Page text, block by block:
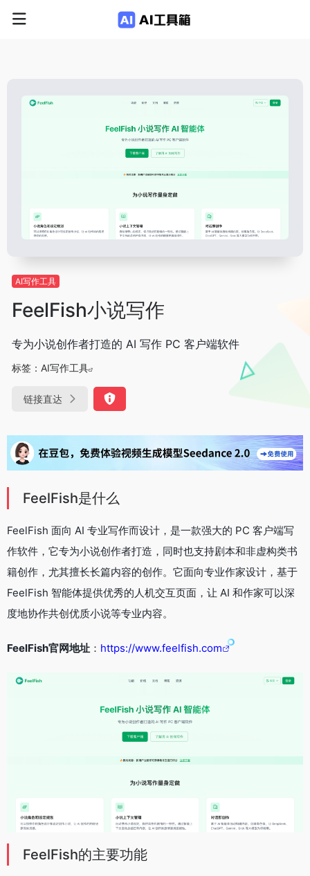
AI写作工具
FeelFish小说写作
专为小说创作者打造的 AI 写作 PC 客户端软件
标签： AI写作工具
链接直达
FeelFish是什么
FeelFish 面向 AI 专业写作而设计，是一款强大的 PC 客户端写
作软件，它专为小说创作者打造，同时也支持剧本和非虚构类书
籍创作，尤其擅长长篇内容的创作。它面向专业作家设计，基于
FeelFish 智能体提供优秀的人机交互页面，让 AI 和作家可以深
度地协作共创优质小说等专业内容。
FeelFish官网地址 ： https://www.feelfish.com
FeelFish的主要功能